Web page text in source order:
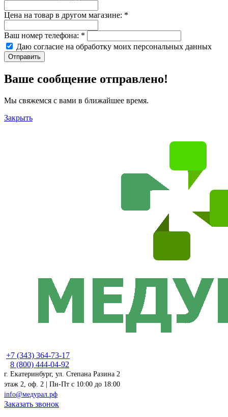
Цена на товар в другом магазине: *
Ваш номер телефона: *
Даю согласие на обработку моих персональных данных
Отправить
Ваше сообщение отправлено!
Мы свяжемся с вами в ближайшее время.
Закрыть
+7 (343) 364-73-17
8 (800) 444-04-92
г. Екатеринбург, ул. Степана Разина 2
этаж 2, оф. 2 | Пн-Пт c 10:00 до 18:00
info@медурал.рф
Заказать звонок